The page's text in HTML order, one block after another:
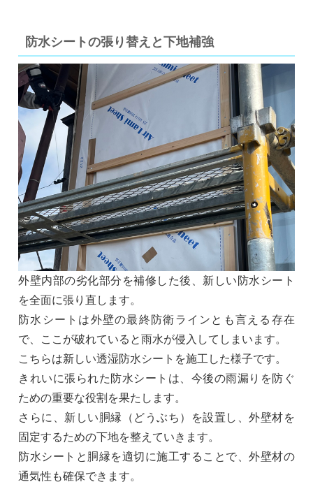
防水シートの張り替えと下地補強
外壁内部の劣化部分を補修した後、新しい防水シート
を全面に張り直します。
防水シートは外壁の最終防衛ラインとも言える存在
で、ここが破れていると雨水が侵入してしまいます。
こちらは新しい透湿防水シートを施工した様子です。
きれいに張られた防水シートは、今後の雨漏りを防ぐ
ための重要な役割を果たします。
さらに、新しい胴縁（どうぶち）を設置し、外壁材を
固定するための下地を整えていきます。
防水シートと胴縁を適切に施工することで、外壁材の
通気性も確保できます。